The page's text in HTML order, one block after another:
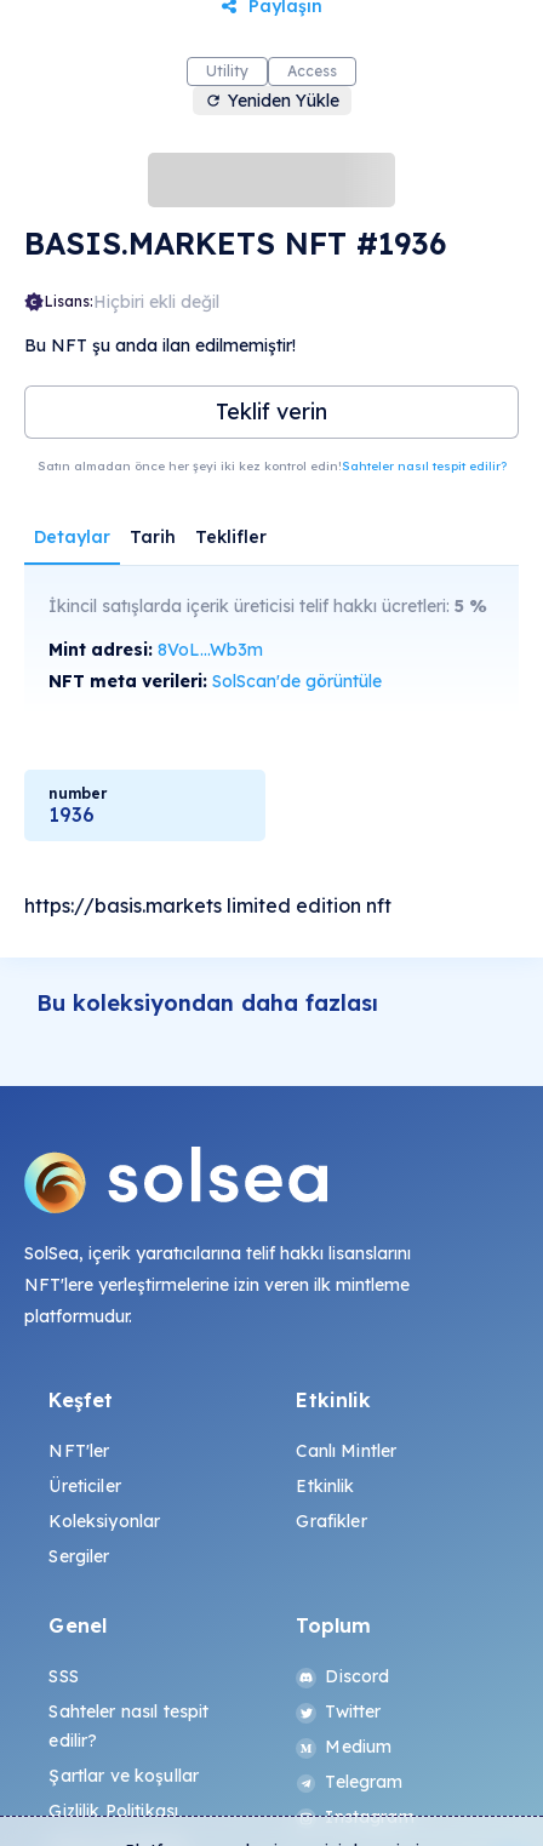
Paylaşın
Utility Access
Yeniden Yükle
BASIS.MARKETS NFT #1936
Lisans:Hiçbiri ekli değil
Bu NFT şu anda ilan edilmemiştir!
Teklif verin
Satın almadan önce her şeyi iki kez kontrol edin!Sahteler nasıl tespit edilir?
Detaylar Tarih Teklifler
İkincil satışlarda içerik üreticisi telif hakkı ücretleri: 5 %
Mint adresi: 8VoL...Wb3m
NFT meta verileri: SolScan'de görüntüle
number
1936
https://basis.markets limited edition nft
Bu koleksiyondan daha fazlası
SolSea, içerik yaratıcılarına telif hakkı lisanslarını
NFT'lere yerleştirmelerine izin veren ilk mintleme
platformudur.
Keşfet
NFT'ler
Üreticiler
Koleksiyonlar
Sergiler
Etkinlik
Canlı Mintler
Etkinlik
Grafikler
Genel
SSS
Sahteler nasıl tespit
edilir?
Şartlar ve koşullar
Gizlilik Politikası
Toplum
Discord
Twitter
Medium
Telegram
Instagram